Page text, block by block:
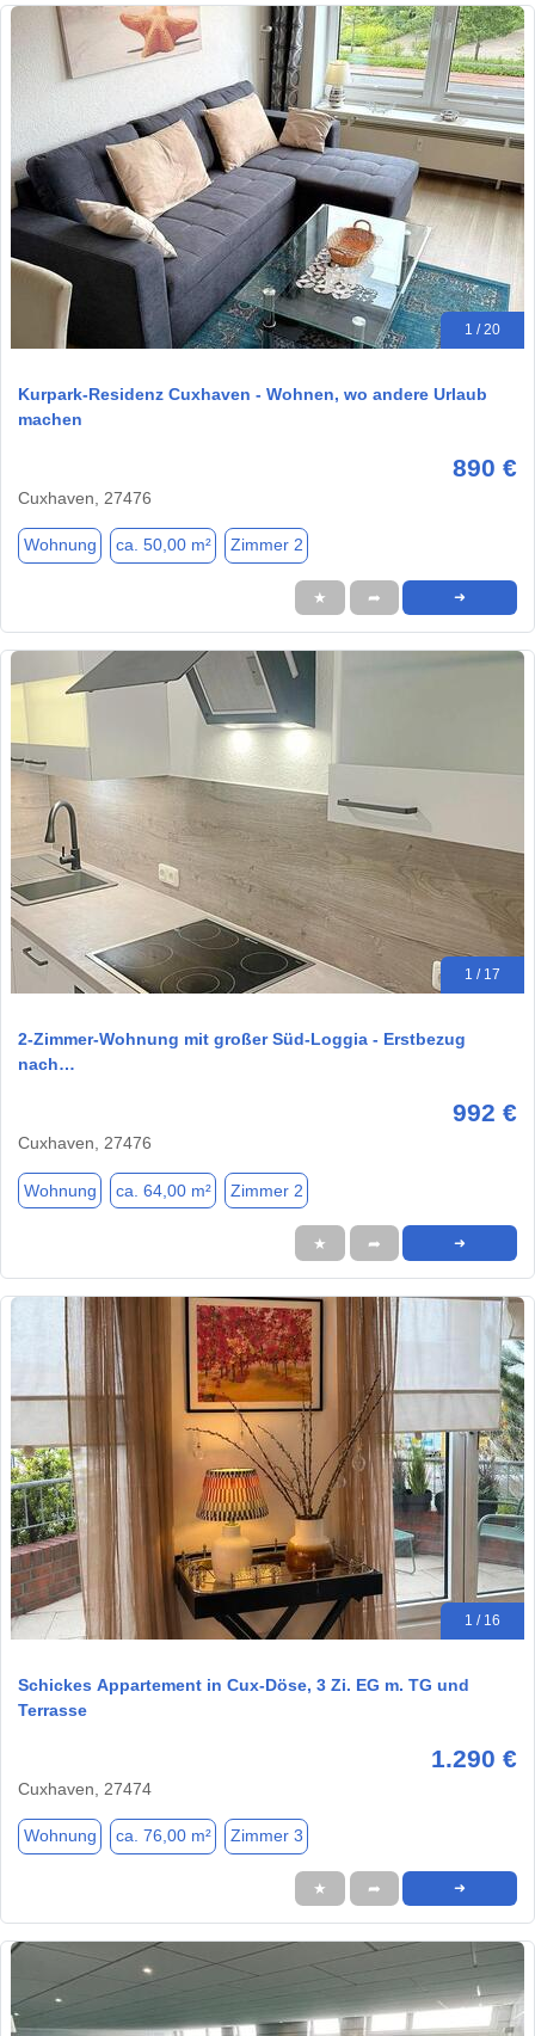
1 / 20
Kurpark-Residenz Cuxhaven - Wohnen, wo andere Urlaub
machen
890 €
Cuxhaven, 27476
Wohnung ca. 50,00 m² Zimmer 2
★ ➦ ➜
1 / 17
2-Zimmer-Wohnung mit großer Süd-Loggia - Erstbezug
nach…
992 €
Cuxhaven, 27476
Wohnung ca. 64,00 m² Zimmer 2
★ ➦ ➜
1 / 16
Schickes Appartement in Cux-Döse, 3 Zi. EG m. TG und
Terrasse
1.290 €
Cuxhaven, 27474
Wohnung ca. 76,00 m² Zimmer 3
★ ➦ ➜